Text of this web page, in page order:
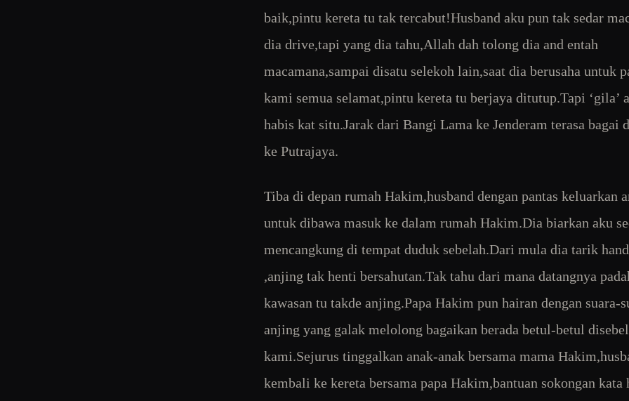
baik,pintu kereta tu tak tercabut!Husband aku pun tak sedar
dia drive,tapi yang dia tahu,Allah dah tolong dia and entah
macamana,sampai disatu selekoh lain,saat dia berusaha untuk
kami semua selamat,pintu kereta tu berjaya ditutup.Tapi ‘gila’
habis kat situ.Jarak dari Bangi Lama ke Jenderam terasa bagai
ke Putrajaya.
Tiba di depan rumah Hakim,husband dengan pantas keluarkan
untuk dibawa masuk ke dalam rumah Hakim.Dia biarkan aku
mencangkung di tempat duduk sebelah.Dari mula dia tarik
,anjing tak henti bersahutan.Tak tahu dari mana datangnya
kawasan tu takde anjing.Papa Hakim pun hairan dengan suara-
anjing yang galak melolong bagaikan berada betul-betul
kami.Sejurus tinggalkan anak-anak bersama mama
kembali ke kereta bersama papa Hakim,bantuan sokongan kata